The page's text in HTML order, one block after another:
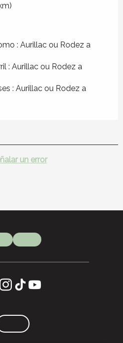
: Aurillac ou Rodez a
: Aurillac ou Rodez a
: Aurillac ou Rodez a
un error